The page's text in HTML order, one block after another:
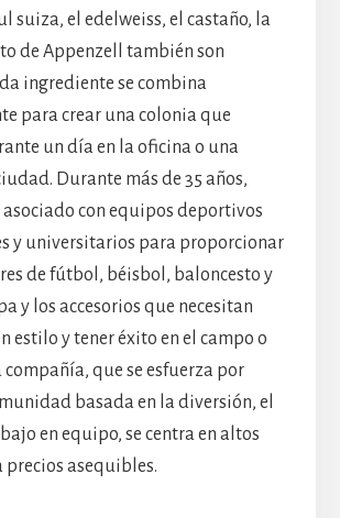
suiza, el edelweiss, el castaño, la
de Appenzell también son
ingrediente se combina
para crear una colonia que
un día en la oficina o una
Durante más de 35 años,
asociado con equipos deportivos
y universitarios para proporcionar
de fútbol, béisbol, baloncesto y
y los accesorios que necesitan
estilo y tener éxito en el campo o
compañía, que se esfuerza por
basada en la diversión, el
en equipo, se centra en altos
precios asequibles.